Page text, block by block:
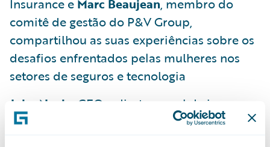
comitê de gestão do P&V Group,
compartilhou as suas experiências sobre os
desafios enfrentados pelas mulheres nos
setores de seguros e tecnologia
John Nagle
, CEO e diretor geral da icare,
conduziu uma discussão sobre aspirações